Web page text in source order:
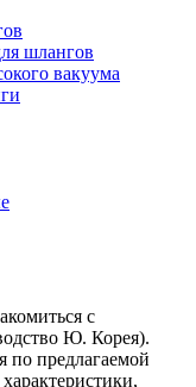
шлангов
вакуума
с
Ю. Корея).
по предлагаемой